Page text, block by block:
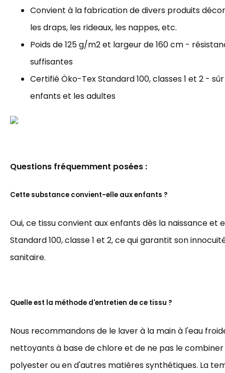
Convient à la fabrication de divers produits
les draps, les rideaux, les nappes, etc.
Poids de 125 g/m2 et largeur de 160 cm -
suffisantes
Certifié Öko-Tex Standard 100, classes 1 et 2 -
enfants et les adultes
Questions fréquemment posées :
Cette substance convient-elle aux enfants ?
Oui, ce tissu convient aux enfants dès la naissance et
Standard 100, classe 1 et 2, ce qui garantit son
sanitaire.
Quelle est la méthode d'entretien de ce tissu ?
Nous recommandons de le laver à la main à l'eau
nettoyants à base de chlore et de ne pas le
polyester ou en d'autres matières synthétiques. La